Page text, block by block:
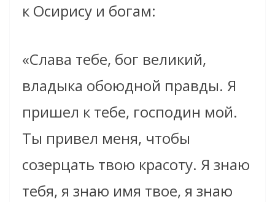
к Осирису и богам:
«Слава тебе, бог великий,
владыка обоюдной правды. Я
пришел к тебе, господин мой.
Ты привел меня, чтобы
созерцать твою красоту. Я знаю
тебя, я знаю имя твое, я знаю